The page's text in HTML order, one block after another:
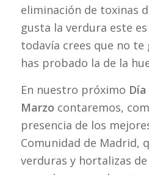
eliminación de toxinas
gusta la verdura este
todavía crees que no
has probado la de la
En nuestro próximo
Marzo contaremos,
presencia de los
Comunidad de Madrid,
verduras y hortalizas